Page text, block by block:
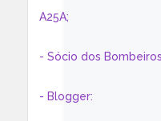
A25A;
- Sócio dos
- Blogger: